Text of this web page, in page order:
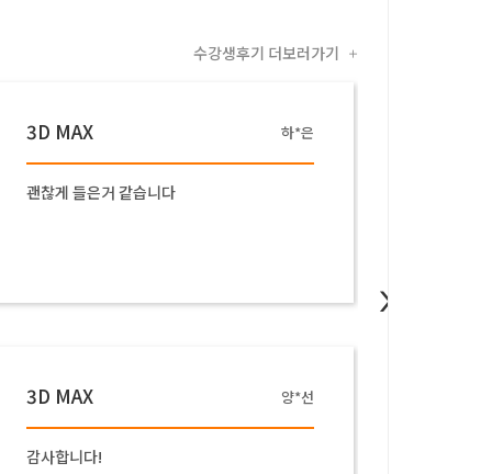
수강생후기 더보러가기
+
3D MAX 하*은
괜찮게 들은거 같습니다
3D MAX 양*선
감사합니다!
>